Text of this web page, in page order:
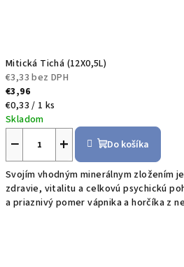
Mitická Tichá (12X0,5L)
€3,33 bez DPH
€3,96
Jednotková
cena:
€0,33 / 1 ks
Skladom
+
− Do košíka
Svojím vhodným minerálnym zložením
zdravie, vitalitu a celkovú psychickú
a priaznivý pomer vápnika a horčíka z